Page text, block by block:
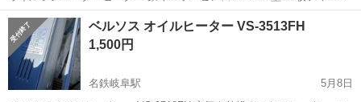
コード 2m ＜サイズ＞ 幅約25㎝×奥行約55㎝×高さ約65㎝ 動作確認済
みです。 乾燥せずにお部屋を暖めます。 30年程前の物にな...
岐阜 多治見市 季節、空調家電
象印マホービン
ベルソス オイルヒーター VS-3513FH
1,500円
名鉄岐阜駅
5月8日